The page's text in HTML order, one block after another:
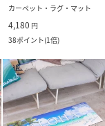
カーペット・ラグ・マット
4,180 円
38ポイント(1倍)